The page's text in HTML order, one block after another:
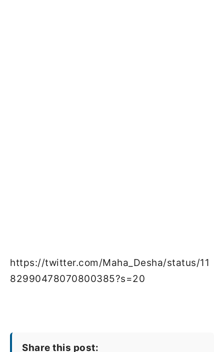
https://twitter.com/Maha_Desha/status/11
82990478070800385?s=20
Share this post: